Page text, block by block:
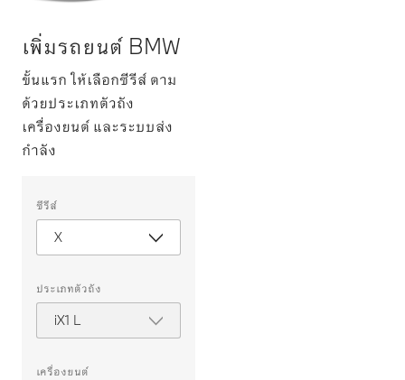
เพิ่มรถยนต์ BMW
ขั้นแรก ให้เลือกซีรีส์ ตาม
ด้วยประเภทตัวถัง
เครื่องยนต์ และระบบส่ง
กำลัง
คุณสมบัติ
ต่อ
นี้
เลือก
สำหรับ
เปรียบ
เทียบ
ซีรีส์
X
ประเภทตัวถัง
iX1 L
เครื่องยนต์